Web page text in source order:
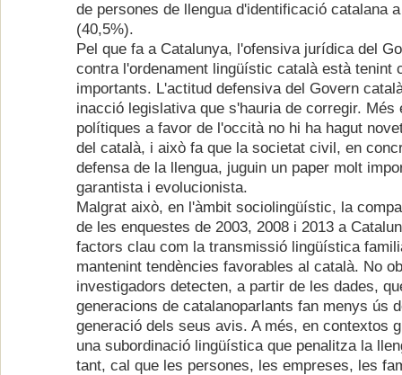
de persones de llengua d'identificació catalana
(40,5%).
Pel que fa a Catalunya, l'ofensiva jurídica del
contra l'ordenament lingüístic català està tenint
importants. L'actitud defensiva del Govern
inacció legislativa que s'hauria de corregir. Més
polítiques a favor de l'occità no hi ha hagut
del català, i això fa que la societat civil, en
defensa de la llengua, juguin un paper molt
garantista i evolucionista.
Malgrat això, en l'àmbit sociolingüístic, la
de les enquestes de 2003, 2008 i 2013 a
factors clau com la transmissió lingüística
mantenint tendències favorables al català. No
investigadors detecten, a partir de les dades,
generacions de catalanoparlants fan menys ús
generació dels seus avis. A més, en contextos
una subordinació lingüística que penalitza la
tant, cal que les persones, les empreses, les